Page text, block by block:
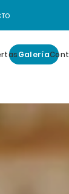
Galería